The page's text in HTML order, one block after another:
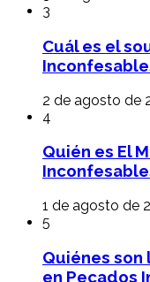
3
Cuál es el
2 de agosto de
4
Quién es El
1 de agosto de
5
Quiénes son
en Pecados